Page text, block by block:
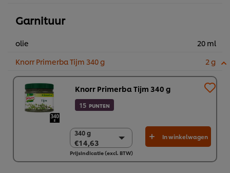
Garnituur
olie
20 ml
Knorr Primerba Tijm 340 g
2 g
Knorr Primerba Tijm 340 g
15 PUNTEN
340 g
€14,63
340 g
€14,63
2 x 340 g
In winkelwagen
Prijsindicatie (excl. BTW)